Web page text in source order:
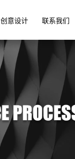
创意设计 联系我们